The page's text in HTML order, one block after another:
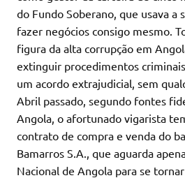
do Fundo Soberano, que usava a
fazer negócios consigo mesmo.
figura da alta corrupção em
extinguir procedimentos
um acordo extrajudicial, sem
Abril passado, segundo fontes
Angola, o afortunado vigarista
contrato de compra e venda do
Bamarros S.A., que aguarda
Nacional de Angola para se